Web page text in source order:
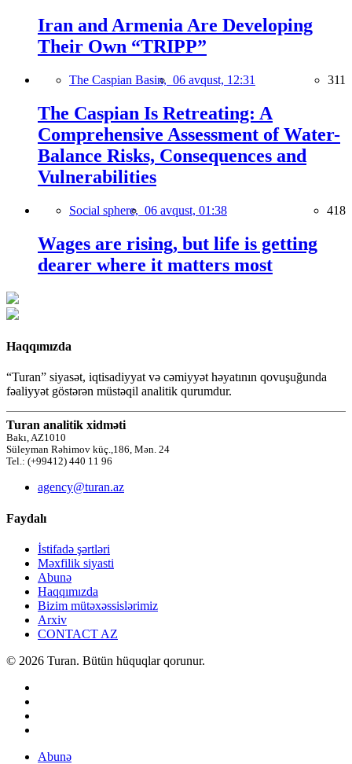
Iran and Armenia Are Developing
Their Own “TRIPP”
The Caspian Basin, 06 avqust, 12:31 311
The Caspian Is Retreating: A
Comprehensive Assessment of Water-
Balance Risks, Consequences and
Vulnerabilities
Social sphere, 06 avqust, 01:38 418
Wages are rising, but life is getting
dearer where it matters most
Haqqımızda
“Turan” siyasət, iqtisadiyyat və cəmiyyət həyatının qovuşuğunda
fəaliyyət göstərən müstəqil analitik qurumdur.
Turan analitik xidməti
Bakı, AZ1010
Süleyman Rəhimov küç.,186, Mən. 24
Tel.: (+99412) 440 11 96
agency@turan.az
Faydalı
İstifadə şərtləri
Məxfilik siyasti
Abunə
Haqqımızda
Bizim mütəxəssislərimiz
Arxiv
CONTACT AZ
© 2026 Turan. Bütün hüquqlar qorunur.
Abunə